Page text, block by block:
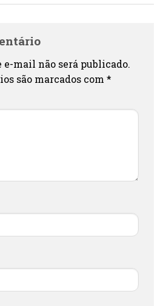
e-mail não será publicado.
são marcados com *